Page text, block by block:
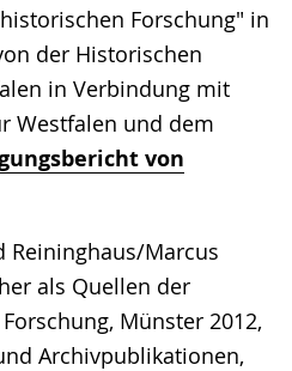
Forschung" in
der Historischen
in Verbindung mit
Westfalen und dem
von
Reininghaus/Marcus
als Quellen der
Münster 2012,
Archivpublikationen,